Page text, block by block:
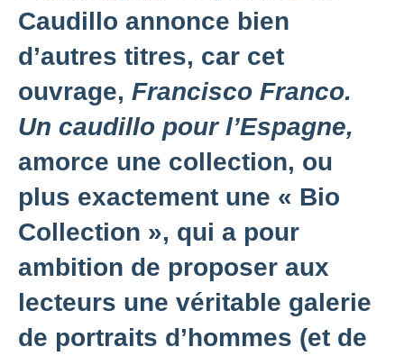
Caudillo annonce bien
d’autres titres, car cet
ouvrage, Francisco Franco.
Un caudillo pour l’Espagne,
amorce une collection, ou
plus exactement une « Bio
Collection », qui a pour
ambition de proposer aux
lecteurs une véritable galerie
de portraits d’hommes (et de